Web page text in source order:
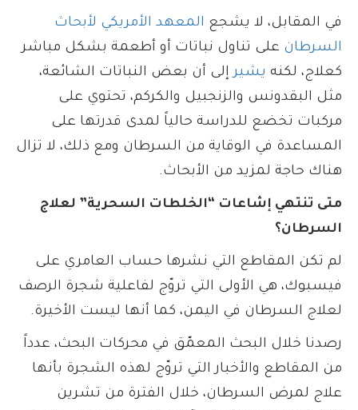
في المقابل، لا يشجع المعهد الأمريكي لأبحاث
السرطان على تناول نباتات أو أطعمة بشكل مباشر
كعلاج، لكنه يشيرإلى أن بعض النباتات الشائعة،
مثل البقدونس والزنجبيل والكركم، تحتوي على
مركبات تخضع للدراسة حالياً لمدى قدرتها على
المساعدة في الوقاية من السرطان ومع ذلك، لا تزال
هناك حاجة لمزيد من الأبحاث.
متى تنتهي إشاعات “الخلطات السحرية” لعلاج
السرطان؟
لم تكن المقاطع التي نشرها حساب العامري على
فيسبوك، هي الأولى التي تروّج لفاعلية شجرة الرصف
لعلاج السرطان في اليمن، كما أنها ليست الأخيرة.
رصدنا خلال البحث المعمّق في محركات البحث، عدداً
من المقاطع والأخبار التي تروّج لهذه الشجرة بأنها
علاج لمرض السرطان، خلال الفترة من تشرين